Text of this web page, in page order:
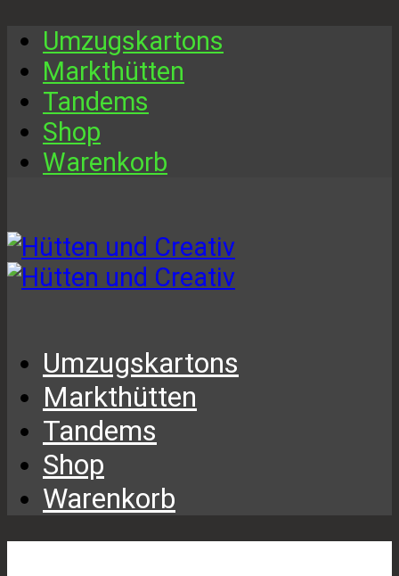
Umzugskartons
Markthütten
Tandems
Shop
Warenkorb
Umzugskartons
Markthütten
Tandems
Shop
Warenkorb